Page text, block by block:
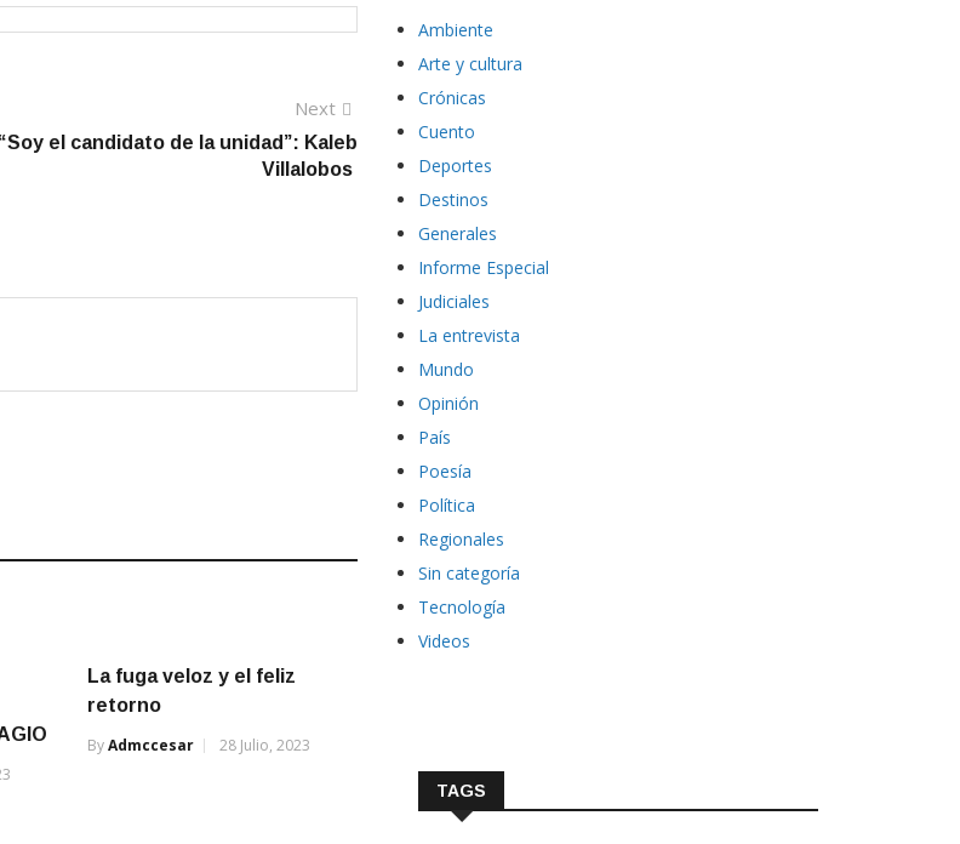
Next
post:
“Soy el candidato de la unidad”: Kaleb
Villalobos
La fuga veloz y el feliz
retorno
ByAdmccesar 28 Julio, 2023
Ambiente
Arte y cultura
Crónicas
Cuento
Deportes
Destinos
Generales
Informe Especial
Judiciales
La entrevista
Mundo
Opinión
País
Poesía
Política
Regionales
Sin categoría
Tecnología
Videos
TAGS